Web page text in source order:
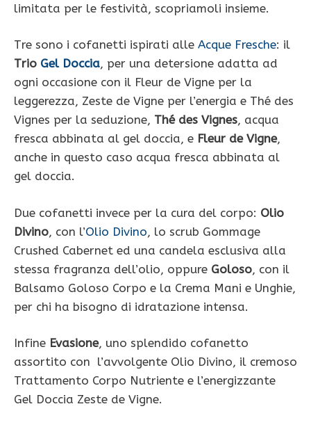
limitata per le festività, scopriamoli insieme.
Tre sono i cofanetti ispirati alle Acque Fresche: il
Trio Gel Doccia, per una detersione adatta ad
ogni occasione con il Fleur de Vigne per la
leggerezza, Zeste de Vigne per l’energia e Thé des
Vignes per la seduzione, Thé des Vignes, acqua
fresca abbinata al gel doccia, e Fleur de Vigne,
anche in questo caso acqua fresca abbinata al
gel doccia.
Due cofanetti invece per la cura del corpo: Olio
Divino, con l’Olio Divino, lo scrub Gommage
Crushed Cabernet ed una candela esclusiva alla
stessa fragranza dell’olio, oppure Goloso, con il
Balsamo Goloso Corpo e la Crema Mani e Unghie,
per chi ha bisogno di idratazione intensa.
Infine Evasione, uno splendido cofanetto
assortito con l’avvolgente Olio Divino, il cremoso
Trattamento Corpo Nutriente e l’energizzante
Gel Doccia Zeste de Vigne.